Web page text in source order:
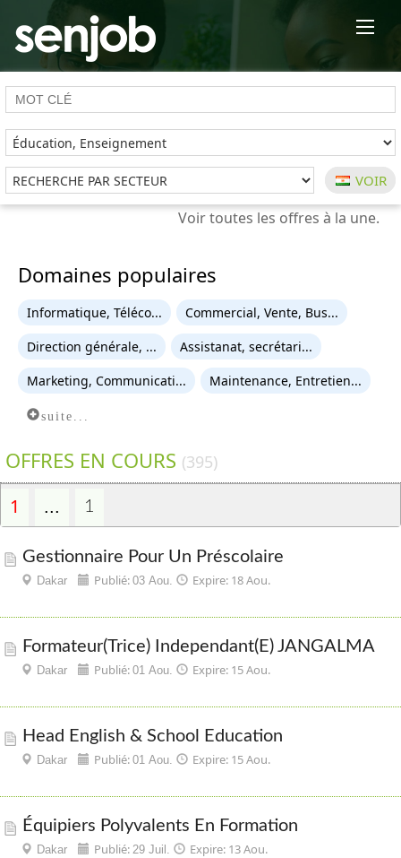
Domaines populaires
Informatique, Téléco...
Commercial, Vente, Bus...
Direction générale, ...
Assistanat, secrétari...
Marketing, Communicati...
Maintenance, Entretien...
suite...
OFFRES EN COURS (395)
1 ... 1
Gestionnaire Pour Un Préscolaire
Dakar Publié: 03 Aou. Expire: 18 Aou.
Formateur(trice) Independant(e) JANGALMA
Dakar Publié: 01 Aou. Expire: 15 Aou.
Head English & School Education
Dakar Publié: 01 Aou. Expire: 15 Aou.
Équipiers Polyvalents En Formation
Dakar Publié: 29 Juil. Expire: 13 Aou.
×